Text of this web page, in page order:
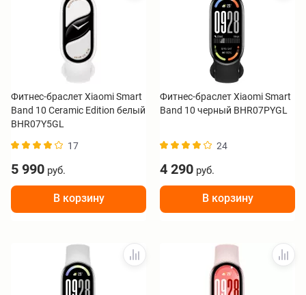
Фитнес-браслет Xiaomi Smart
Band 10 Ceramic Edition белый
BHR07Y5GL
17
5 990 руб.
В корзину
Фитнес-браслет Xiaomi Smart
Band 10 черный BHR07PYGL
24
4 290 руб.
В корзину